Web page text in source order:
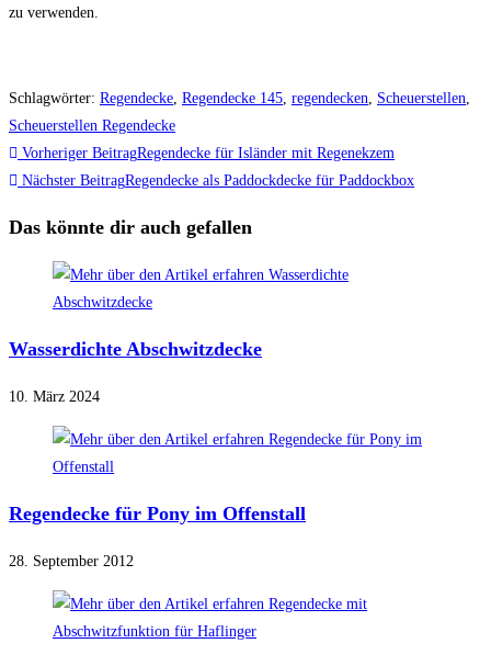
zu verwenden.
Schlagwörter: Regendecke, Regendecke 145, regendecken, Scheuerstellen,
Scheuerstellen Regendecke
Weitere
Artikel
ansehen
Vorheriger BeitragRegendecke für Isländer mit Regenekzem
Nächster BeitragRegendecke als Paddockdecke für Paddockbox
Das könnte dir auch gefallen
Wasserdichte Abschwitzdecke
10. März 2024
Regendecke für Pony im Offenstall
28. September 2012